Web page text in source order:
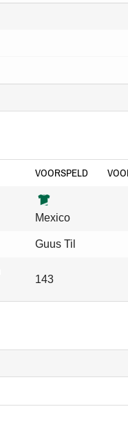
VOORSPELD
Mexico
Guus Til
143